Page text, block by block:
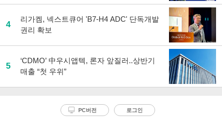
4
리가켐, 넥스트큐어 'B7-H4 ADC' 단독개발
권리 확보
5
‘CDMO’ 中우시앱텍, 론자 앞질러..상반기
매출 “첫 우위”
PC버전 로그인